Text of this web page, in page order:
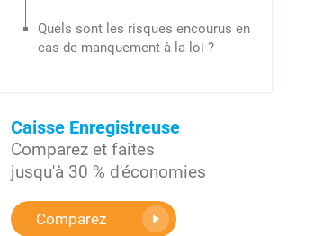
Quels sont les risques encourus en
cas de manquement à la loi ?
Caisse Enregistreuse
Comparez et faites
jusqu'à 30 % d'économies
Comparez